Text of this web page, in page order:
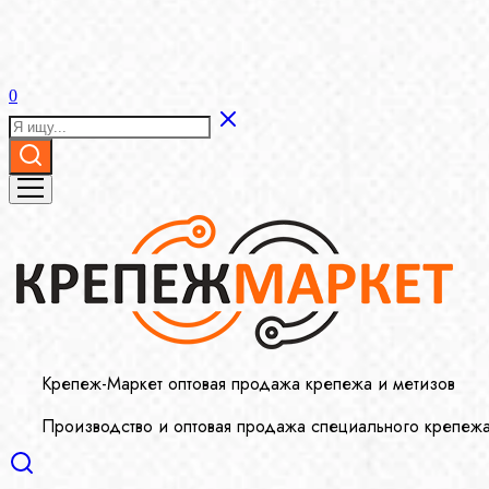
0
Крепеж-Маркет оптовая продажа крепежа и метизов
Производство и оптовая продажа специального